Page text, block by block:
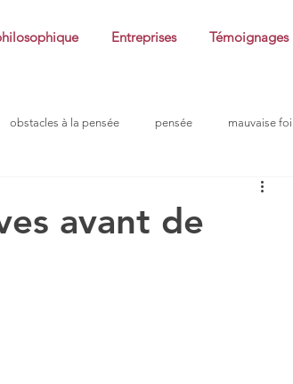
Entreprises Témoignages
obstacles à la pensée pensée mauvaise foi
pratique philosophique
avant de